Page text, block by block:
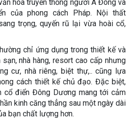
hóa truyền thống người Á Đông và
của phong cách Pháp. Nội thất
trọng, quyến rũ lại vừa hoài cổ,
chỉ ứng dụng trong thiết kế và
nhà hàng, resort cao cấp nhưng
cư, nhà riêng, biệt thự,.. cũng lựa
cách thiết kế chủ đạo. Đặc biệt,
cổ điển Đông Dương mang tới cảm
kinh căng thẳng sau một ngày dài
bạn chất lượng hơn.